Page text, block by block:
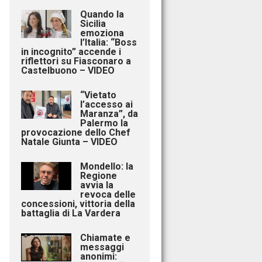
Quando la
Sicilia
emoziona
l’Italia: “Boss
in incognito” accende i
riflettori su Fiasconaro a
Castelbuono – VIDEO
“Vietato
l’accesso ai
Maranza”, da
Palermo la
provocazione dello Chef
Natale Giunta – VIDEO
Mondello: la
Regione
avvia la
revoca delle
concessioni, vittoria della
battaglia di La Vardera
Chiamate e
messaggi
anonimi: